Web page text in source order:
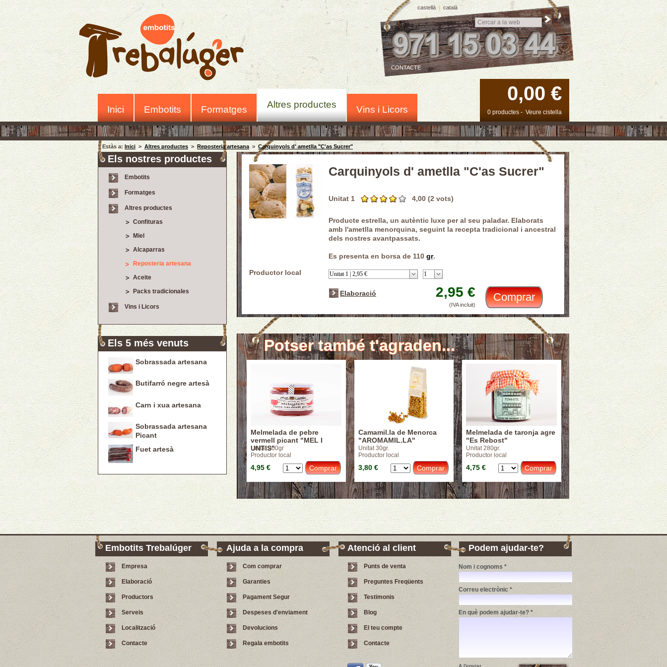
castellà | català
CONTACTE
Inici Embotits Formatges Altres productes Vins i Licors
0,00 €
0 productes - Veure cistella
Estàs a: Inici > Altres productes > Reposteria artesana > Carquinyols d' ametlla "C'as Sucrer"
Els nostres productes
Embotits
Formatges
Altres productes
Confituras
Miel
Alcaparras
Reposteria artesana
Aceite
Packs tradicionales
Vins i Licors
Els 5 més venuts
Sobrassada artesana
Butifarró negre artesà
Carn i xua artesana
Sobrassada artesana
Picant
Fuet artesà
Productor local
Carquinyols d' ametlla "C'as Sucrer"
Unitat 1 4,00 (2 vots)
Producte estrella, un autèntic luxe peral seu paladar. Elaborats
amb l'ametlla menorquina, seguint la recepta tradicional i ancestral
dels nostres avantpassats.
Es presenta en borsa de 110 gr.
Elaboració 2,95 €
(IVA incluit)
Potser també t'agraden...
Melmelada de pebre
vermell picant "MEL I
UNTIS"
Unitat 200gr
Productor local
4,95 €
Camamil.la de Menorca
"AROMAMIL.LA"
Unitat 30gr.
Productor local
3,80 €
Melmelada de taronja agre
"Es Rebost"
Unitat 280gr.
Productor local
4,75 €
Embotits Trebalúger
Empresa
Elaboració
Productors
Serveis
Localització
Contacte
Ajuda a la compra
Com comprar
Garanties
Pagament Segur
Despeses d'enviament
Devolucions
Regala embotits
Atenció al client
Punts de venta
Preguntes Freqüents
Testimonis
Blog
El teu compte
Contacte
Podem ajudar-te?
Nom i cognoms *
Correu electrònic *
En què podem ajudar-te? *
A l'enviar